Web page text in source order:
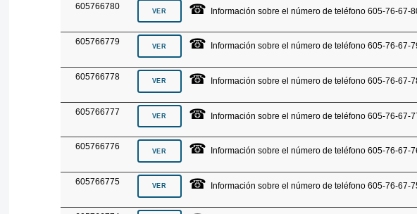
605766780 ☎ Información sobre el número de teléfono 605-76-67-
605766779 ☎ Información sobre el número de teléfono 605-76-67-
605766778 ☎ Información sobre el número de teléfono 605-76-67-
605766777 ☎ Información sobre el número de teléfono 605-76-67-
605766776 ☎ Información sobre el número de teléfono 605-76-67-
605766775 ☎ Información sobre el número de teléfono 605-76-67-